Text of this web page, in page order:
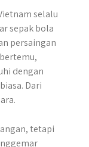
selalu
sepak bola
persaingan
dengan
Dari
tetapi